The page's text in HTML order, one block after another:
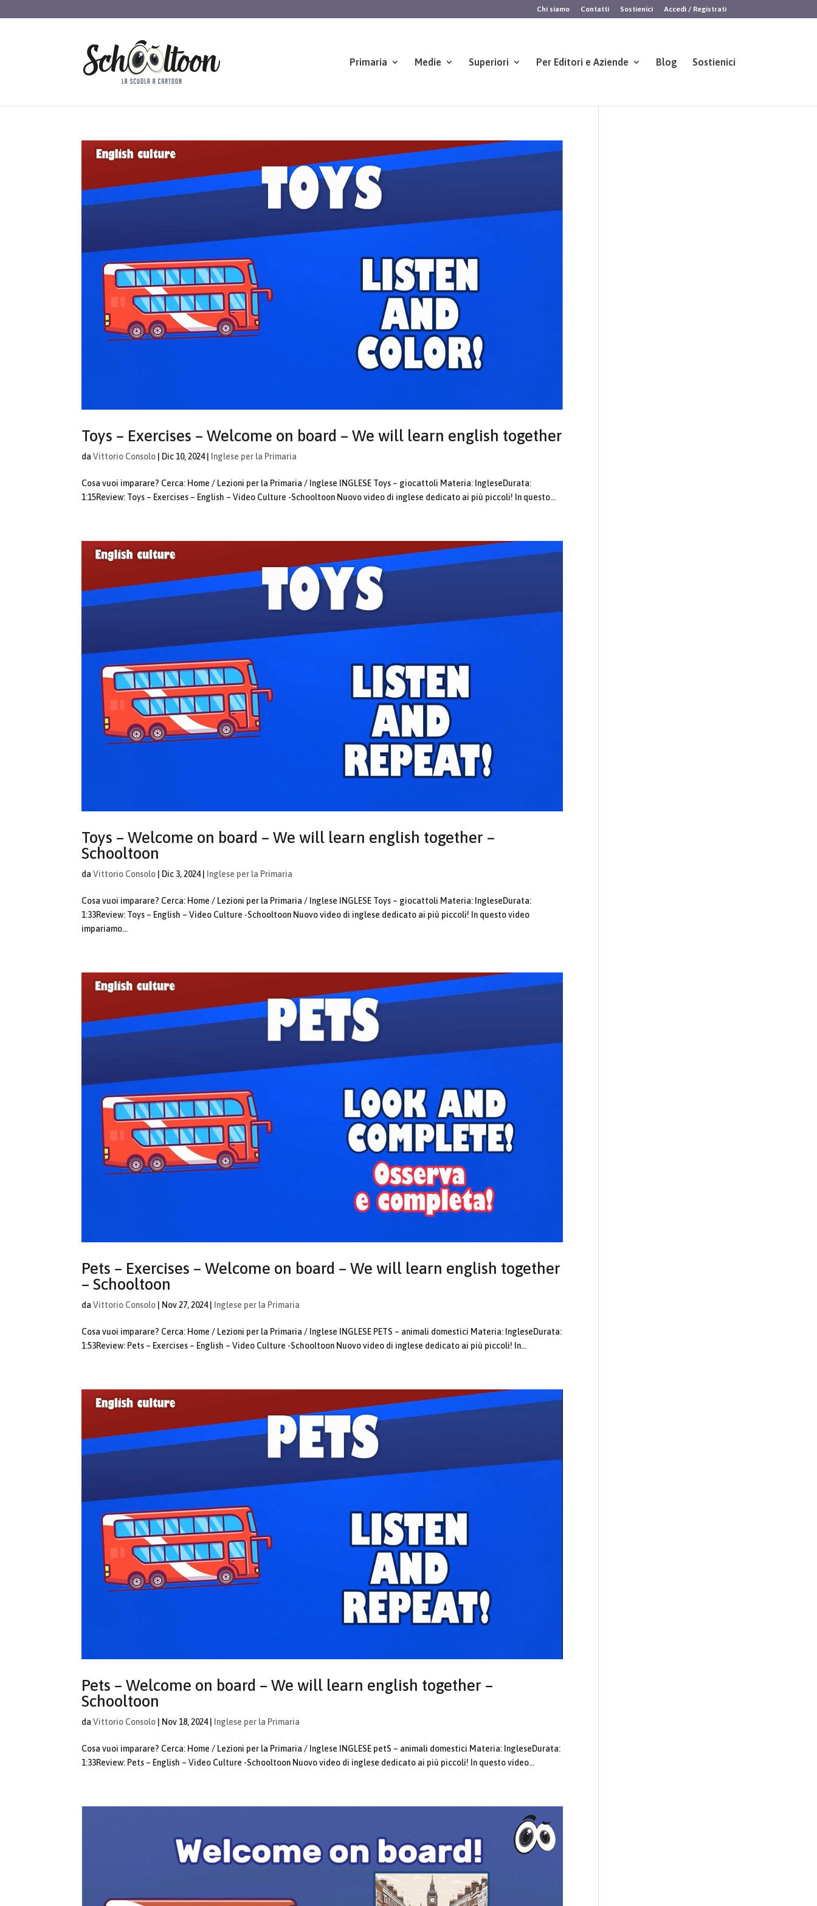
Chi siamo Contatti Sostienici Accedi / Registrati
Primaria Medie Superiori Per Editori e Aziende Blog Sostienici
Toys – Exercises – Welcome on board – We will learn english together
daVittorio Consolo Dic 10, 2024| Inglese per la Primaria
Cosa vuoi imparare? Cerca: Home / Lezioni per la Primaria / Inglese INGLESE Toys – giocattoli Materia: IngleseDurata:
1:15Review: Toys – Exercises – English – Video Culture -Schooltoon Nuovo video di inglese dedicato ai più piccoli! In questo...
Toys – Welcome on board – We will learn english together –
Schooltoon
daVittorio Consolo Dic 3, 2024| Inglese per la Primaria
Cosa vuoi imparare? Cerca: Home / Lezioni per la Primaria / Inglese INGLESE Toys – giocattoli Materia: IngleseDurata:
1:33Review: Toys – English – Video Culture -Schooltoon Nuovo video di inglese dedicato ai più piccoli! In questo video
impariamo...
Pets – Exercises – Welcome on board – We will learn english together
– Schooltoon
daVittorio Consolo Nov 27, 2024| Inglese per la Primaria
Cosa vuoi imparare? Cerca: Home / Lezioni per la Primaria / Inglese INGLESE PETS – animali domestici Materia: IngleseDurata:
1:53Review: Pets – Exercises – English – Video Culture -Schooltoon Nuovo video di inglese dedicato ai più piccoli! In...
Pets – Welcome on board – We will learn english together –
Schooltoon
daVittorio Consolo Nov 18, 2024| Inglese per la Primaria
Cosa vuoi imparare? Cerca: Home / Lezioni per la Primaria / Inglese INGLESE petS – animali domestici Materia: IngleseDurata:
1:33Review: Pets – English – Video Culture -Schooltoon Nuovo video di inglese dedicato ai più piccoli! In questo video...